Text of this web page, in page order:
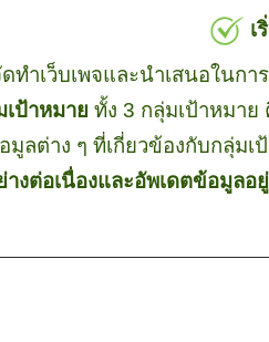
เ
ำเว็บเพจและนำเสนอในก
ป้าหมาย ทั้ง 3 กลุ่มเป้าหมา
มูลต่าง ๆ ที่เกี่ยวข้องกับกลุ่มเ
างต่อเนื่องและอัพเดตข้อมูลอ